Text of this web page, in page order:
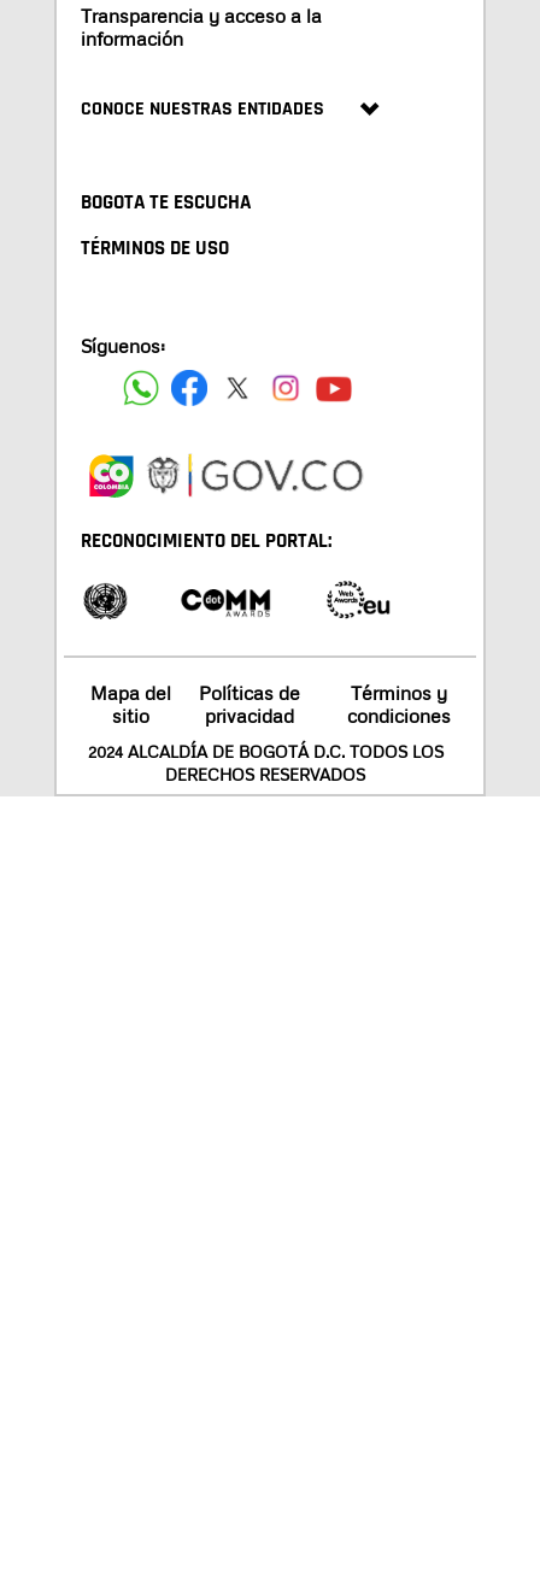
Transparencia y acceso a la
información
CONOCE NUESTRAS ENTIDADES
BOGOTA TE ESCUCHA
TÉRMINOS DE USO
Síguenos:
RECONOCIMIENTO DEL PORTAL:
Mapa del
sitio
Políticas de
privacidad
Términos y
condiciones
2024 ALCALDÍA DE BOGOTÁ D.C. TODOS LOS
DERECHOS RESERVADOS